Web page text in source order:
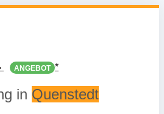
ANGEBOT *
in Quenstedt